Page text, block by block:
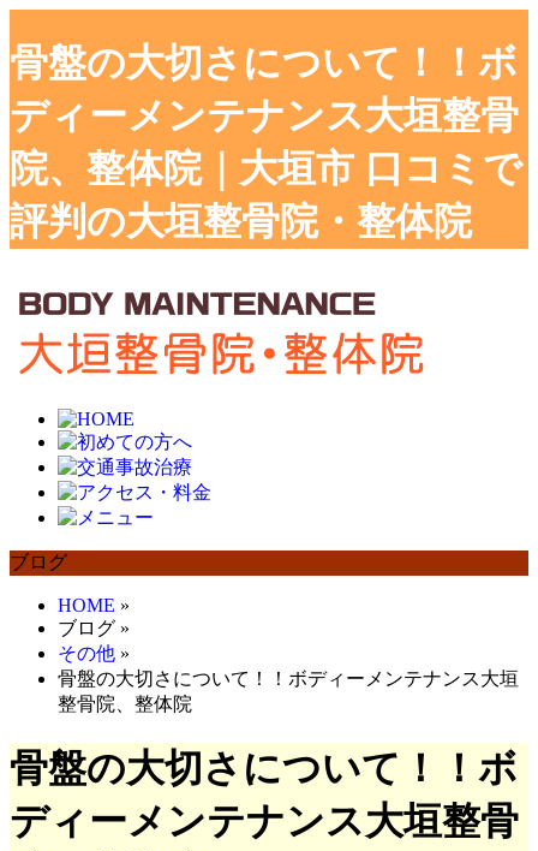
骨盤の大切さについて！！ボ
ディーメンテナンス大垣整骨
院、整体院｜大垣市 口コミで
評判の大垣整骨院・整体院
ブログ
HOME »
ブログ »
その他 »
骨盤の大切さについて！！ボディーメンテナンス大垣
整骨院、整体院
骨盤の大切さについて！！ボ
ディーメンテナンス大垣整骨